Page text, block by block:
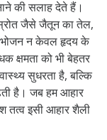
की सलाह देते हैं।
जैसे जैतून का तेल,
भोजन न केवल हृदय के
क्षमता को भी बेहतर
सुधरता है, बल्कि
है। जब हम आहार
तत्व इसी आहार शैली